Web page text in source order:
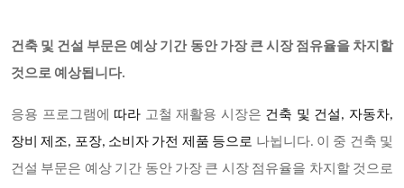
건축 및 건설 부문은 예상 기간 동안 가장 큰 시장 점유율을 차지할
것으로 예상됩니다.
응용 프로그램에 따라 고철 재활용 시장은 건축 및 건설, 자동차,
장비 제조, 포장, 소비자 가전 제품 등으로 나뉩니다. 이 중 건축 및
건설 부문은 예상 기간 동안 가장 큰 시장 점유율을 차지할 것으로